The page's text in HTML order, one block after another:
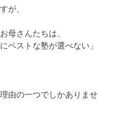
が、
母さんたちは、
ベストな塾が選べない」
由の一つでしかありませ